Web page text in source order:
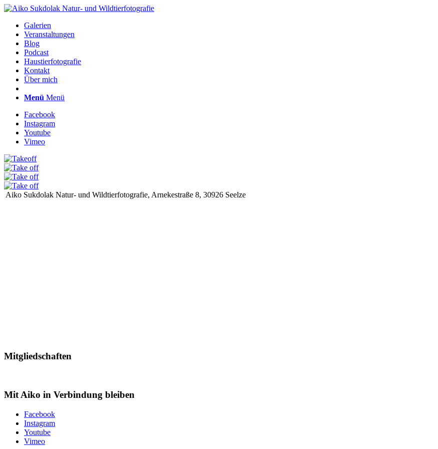
Galerien
Veranstaltungen
Blog
Podcast
Haustierfotografie
Kontakt
Über mich
Menü Menü
Facebook
Instagram
Youtube
Vimeo
Aiko Sukdolak Natur- und Wildtierfotografie, Arnekestraße 8, 30926 Seelze
Mitgliedschaften
Mit Aiko in Verbindung bleiben
Facebook
Instagram
Youtube
Vimeo